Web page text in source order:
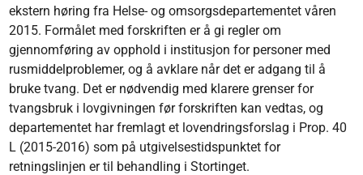
ekstern høring fra Helse- og omsorgsdepartementet våren
2015. Formålet med forskriften er å gi regler om
gjennomføring av opphold i institusjon for personer med
rusmiddelproblemer, og å avklare når det er adgang til å
bruke tvang. Det er nødvendig med klarere grenser for
tvangsbruk i lovgivningen før forskriften kan vedtas, og
departementet har fremlagt et lovendringsforslag i Prop. 40
L (2015-2016) som på utgivelsestidspunktet for
retningslinjen er til behandling i Stortinget.